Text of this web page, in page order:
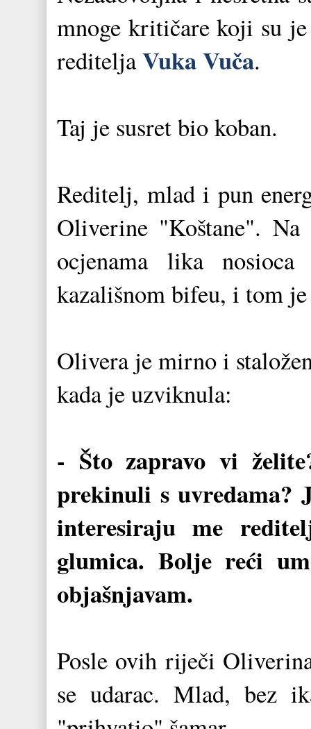
mnoge kritičare koji su
rediteljaVuka Vuča.
Taj je susret bio koban.
Reditelj, mlad i pun
Oliverine "Koštane".
ocjenama lika
kazališnom bifeu, i tom
Olivera je mirno i
kada je uzviknula:
- Što zapravo vi
prekinuli s uvredama?
interesiraju me
glumica. Bolje reći
objašnjavam.
Posle ovih riječi
se udarac. Mlad, bez